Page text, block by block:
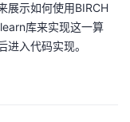
展示如何使用BIRCH
库来实现这一算
入代码实现。